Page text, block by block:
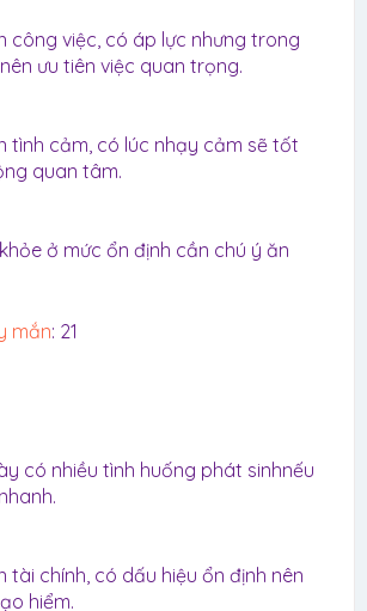
công việc, có áp lực nhưng trong
ưu tiên việc quan trọng.
tình cảm, có lúc nhạy cảm sẽ tốt
quan tâm.
ở mức ổn định cần chú ý ăn
mắn: 21
có nhiều tình huống phát sinhnếu
tài chính, có dấu hiệu ổn định nên
hiểm.